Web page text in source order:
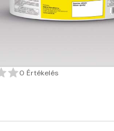
0 Értékelés